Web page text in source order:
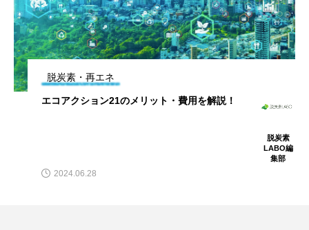
脱炭素・再エネ
エコアクション21のメリット・費用を解説！
脱炭素
LABO編
集部
2024.06.28